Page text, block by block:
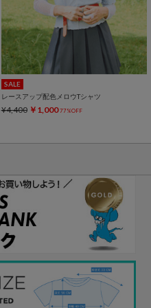
SALE
レースアップ配色メロウTシャツ
¥4,400 ￥1,000 77%OFF